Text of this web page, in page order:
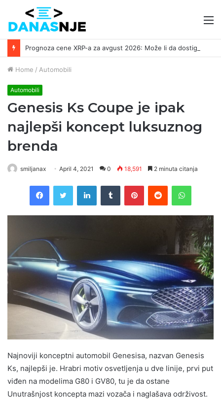
Home / Automobili
Automobili
Genesis Ks Coupe je ipak
najlepši koncept luksuznog
brenda
smiljanax April 4, 2021 0 18,591 2 minuta citanja
FacebookTwitter LinkedInTumblr PinterestReddit
Najnoviji konceptni automobil Genesisa, nazvan Genesis
Ks, najlepši je. Hrabri motiv osvetljenja u dve linije, prvi put
viđen na modelima G80 i GV80, tu je da ostane
Unutrašnjost koncepta mazi vozača i naglašava održivost.